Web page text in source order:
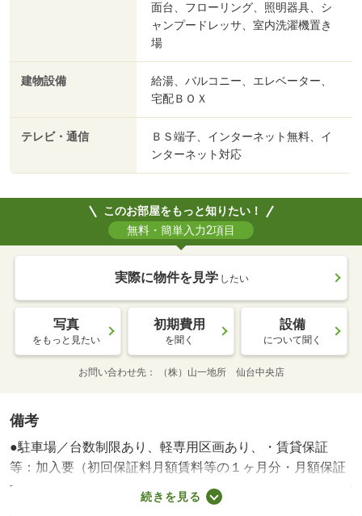
面台、フローリング、照明器具、シ
ャンプードレッサ、室内洗濯機置き
場
建物設備
給湯、バルコニー、エレベーター、
宅配ＢＯＸ
テレビ・通信
ＢＳ端子、インターネット無料、イ
ンターネット対応
このお部屋をもっと知りたい！
無料・簡単入力2項目
実際に物件を見学 したい
写真
をもっと見たい
初期費用
を聞く
設備
について聞く
お問い合わせ先 （株）山一地所 仙台中央店
備考
●駐車場／台数制限あり、軽専用区画あり、・賃貸保証
等：加入要（初回保証料月額賃料等の１ヶ月分・月額保証
料３５０円・更新保証料１０，０００円／１年）・維持費
等：ＯＮＥパッケージ２，４２０円／月・■コンビニまで
続きを見る